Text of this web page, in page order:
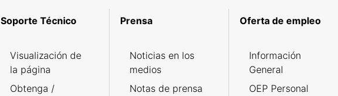
Soporte Técnico
Visualización de
la página
Obtenga /
Prensa
Noticias en los
medios
Notas de prensa
Oferta de empleo
Información
General
OEP Personal